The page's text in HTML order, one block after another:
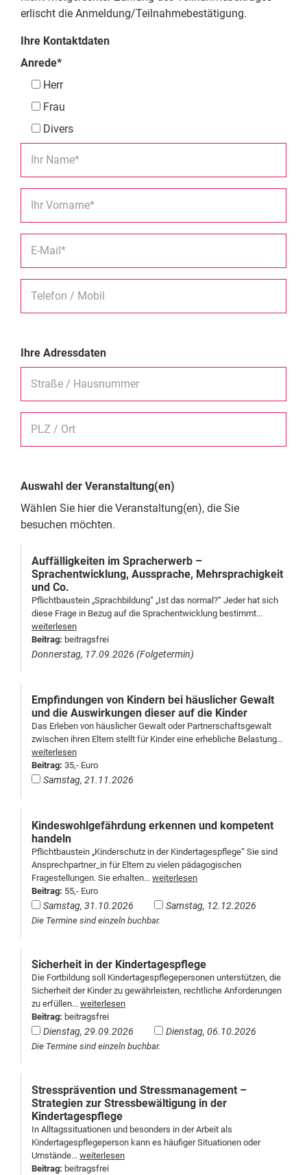
erlischt die Anmeldung/Teilnahmebestätigung.
Ihre Kontaktdaten
Anrede*
Herr
Frau
Divers
Ihr Name*
Ihr Vorname*
E-Mail*
Telefon / Mobil
Ihre Adressdaten
Straße / Hausnummer
PLZ / Ort
Auswahl der Veranstaltung(en)
Wählen Sie hier die Veranstaltung(en), die Sie
besuchen möchten.
Auffälligkeiten im Spracherwerb –
Sprachentwicklung, Aussprache, Mehrsprachigkeit
und Co.
Pflichtbaustein „Sprachbildung“ „Ist das normal?“ Jeder hat sich
diese Frage in Bezug auf die Sprachentwicklung bestimmt...
weiterlesen
Beitrag: beitragsfrei
Donnerstag, 17.09.2026 (Folgetermin)
Empfindungen von Kindern bei häuslicher Gewalt
und die Auswirkungen dieser auf die Kinder
Das Erleben von häuslicher Gewalt oder Partnerschaftsgewalt
zwischen ihren Eltern stellt für Kinder eine erhebliche Belastung...
weiterlesen
Beitrag: 35,- Euro
Samstag, 21.11.2026
Kindeswohlgefährdung erkennen und kompetent
handeln
Pflichtbaustein „Kinderschutz in der Kindertagespflege“ Sie sind
Ansprechpartner_in für Eltern zu vielen pädagogischen
Fragestellungen. Sie erhalten... weiterlesen
Beitrag: 55,- Euro
Samstag, 31.10.2026 Samstag, 12.12.2026
Die Termine sind einzeln buchbar.
Sicherheit in der Kindertagespflege
Die Fortbildung soll Kindertagespflegepersonen unterstützen, die
Sicherheit der Kinder zu gewährleisten, rechtliche Anforderungen
zu erfüllen... weiterlesen
Beitrag: beitragsfrei
Dienstag, 29.09.2026 Dienstag, 06.10.2026
Die Termine sind einzeln buchbar.
Stressprävention und Stressmanagement –
Strategien zur Stressbewältigung in der
Kindertagespflege
In Alltagssituationen und besonders in der Arbeit als
Kindertagespflegeperson kann es häufiger Situationen oder
Umstände... weiterlesen
Beitrag: beitragsfrei